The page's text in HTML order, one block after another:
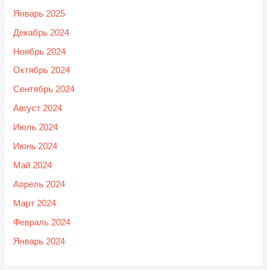
Январь 2025
Декабрь 2024
Ноябрь 2024
Октябрь 2024
Сентябрь 2024
Август 2024
Июль 2024
Июнь 2024
Май 2024
Апрель 2024
Март 2024
Февраль 2024
Январь 2024